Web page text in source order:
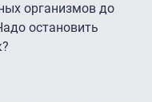
организмов до
остановить